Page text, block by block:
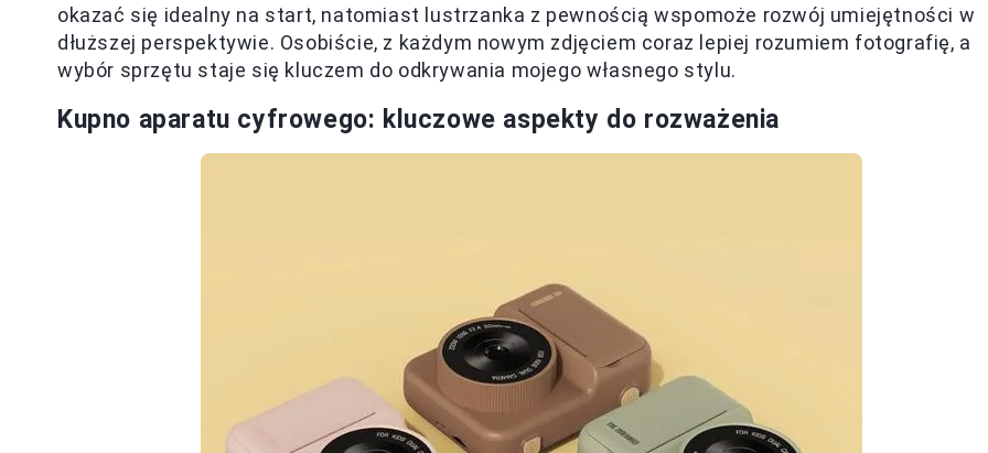
okazać się idealny na start, natomiast lustrzanka z pewnością wspomoże rozwój umiejętności w
dłuższej perspektywie. Osobiście, z każdym nowym zdjęciem coraz lepiej rozumiem fotografię, a
wybór sprzętu staje się kluczem do odkrywania mojego własnego stylu.
Kupno aparatu cyfrowego: kluczowe aspekty do rozważenia